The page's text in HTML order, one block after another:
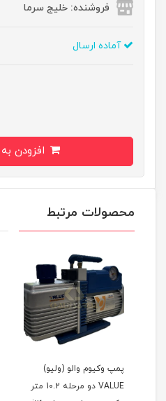
فروشنده: خلیج سرما
آماده ارسال
محصولات مرتبط
پمپ وکیوم والو (ولیو)
VALUE دو مرحله 10.2 متر